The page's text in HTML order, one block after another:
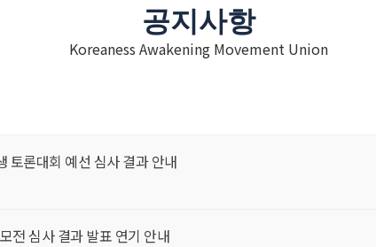
공지사항
Koreaness Awakening Movement Union
토론대회 예선 심사 결과 안내
전 심사 결과 발표 연기 안내